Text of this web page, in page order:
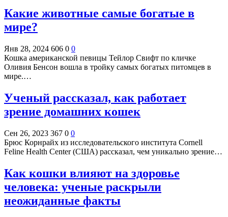
Какие животные самые богатые в
мире?
Янв 28, 2024 606 0 0
Кошка американской певицы Тейлор Свифт по кличке
Оливия Бенсон вошла в тройку самых богатых питомцев в
мире.…
Ученый рассказал, как работает
зрение домашних кошек
Сен 26, 2023 367 0 0
Брюс Корнрайх из исследовательского института Cornell
Feline Health Center (США) рассказал, чем уникально зрение…
Как кошки влияют на здоровье
человека: ученые раскрыли
неожиданные факты